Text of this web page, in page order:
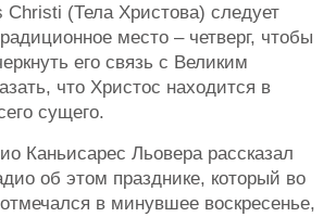
Christi (Тела Христова) следует
место – четверг, чтобы
его связь с Великим
что Христос находится в
сущего.
Каньисарес Льовера рассказал
об этом празднике, который во
в минувшее воскресенье,